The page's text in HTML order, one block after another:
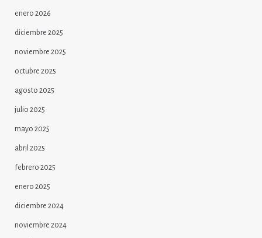
enero 2026
diciembre 2025
noviembre 2025
octubre 2025
agosto 2025
julio 2025
mayo 2025
abril 2025
febrero 2025
enero 2025
diciembre 2024
noviembre 2024